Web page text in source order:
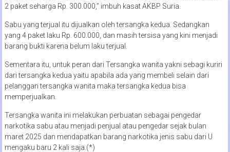
2 paket seharga Rp. 300.000,” imbuh kasat AKBP Suria.
Sabu yang terjual itu dijualkan oleh tersangka kedua. Sedangkan
yang 4 paket laku Rp. 600.000, dan masih tersisa yang kini menjadi
barang bukti karena belum laku terjual.
Sementara itu, untuk peran dari Tersangka wanita yakni sebagi kuriri
dari tersangka kedua yaitu apabila ada yang membeli selain dari
pelanggan tersangka wanita maka tersangka kedua bisa
memperjualkan.
Tersangka wanita ini melakukan perbuatan sebagai pengedar
narkotika sabu atau menjadi penjual atau pengedar sejak bulan
maret 2025 dan mendapatkan barang narkotika jenis sabu dari U
mengaku baru 2 kali saja.(*)